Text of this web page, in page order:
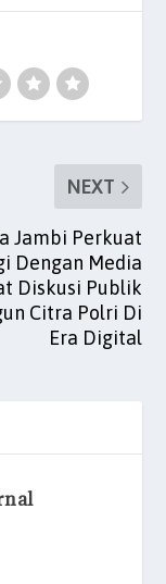
NEXT
Jambi Perkuat
Dengan Media
Diskusi Publik
Citra Polri Di
Era Digital